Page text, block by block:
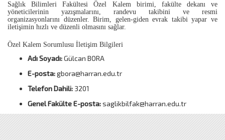
Sağlık Bilimleri Fakültesi Özel Kalem birimi, fakülte dekanı ve
yöneticilerinin yazışmalarını, randevu takibini ve resmi
organizasyonlarını düzenler. Birim, gelen-giden evrak takibi yapar ve
iletişimin hızlı ve düzenli olmasını sağlar.
Özel Kalem Sorumlusu İletişim Bilgileri
Adı Soyadı:Gülcan BORA
E-posta:gbora@harran.edu.tr
Telefon Dahili: 3201
Genel Fakülte E-posta:saglikbilfak@harran.edu.tr